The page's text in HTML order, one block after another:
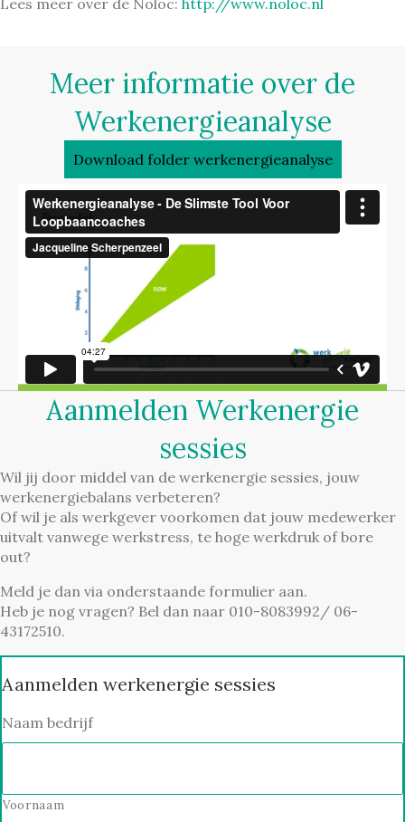
Meer informatie over de
Werkenergieanalyse
Download folder werkenergieanalyse
Aanmelden Werkenergie
sessies
Wil jij door middel van de werkenergie sessies, jouw
werkenergiebalans verbeteren?
Of wil je als werkgever voorkomen dat jouw medewerker
uitvalt vanwege werkstress, te hoge werkdruk of bore
out?
Meld je dan via onderstaande formulier aan.
Heb je nog vragen? Bel dan naar 010-8083992/ 06-
43172510.
Aanmelden werkenergie sessies
Naam bedrijf
Voornaam